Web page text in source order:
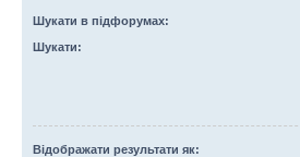
Шукати в підфорумах:
Шукати:
Відображати результати як: